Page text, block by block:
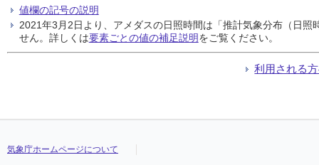
値欄の記号の説明
2021年3月2日より、アメダスの日照時間は「推計気象分布（日
せん。詳しくは要素ごとの値の補足説明をご覧ください。
利用される
気象庁ホームページについて